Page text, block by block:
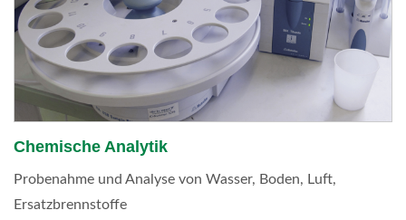
Chemische Analytik
Probenahme und Analyse von Wasser, Boden, Luft,
Ersatzbrennstoffe